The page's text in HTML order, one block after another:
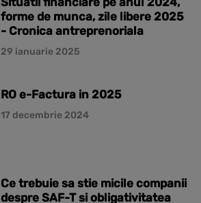
forme de munca, zile libere 2025
- Cronica antreprenoriala
29 ianuarie 2025
RO e-Factura in 2025
17 decembrie 2024
Ce trebuie sa stie micile companii
despre SAF-T si obligativitatea